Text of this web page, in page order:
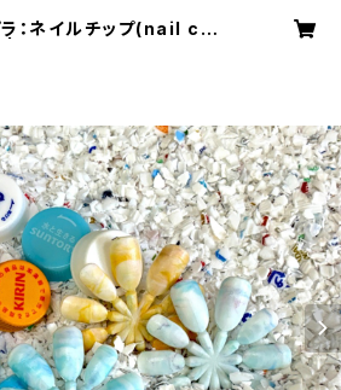
：ネイルチップ(nail chi